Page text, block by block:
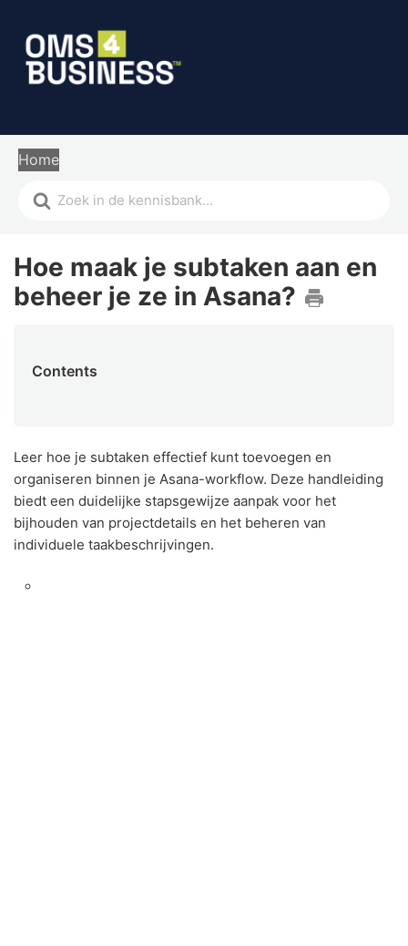
Home
Hoe maak je subtaken aan en
beheer je ze in Asana?
Contents
Leer hoe je subtaken effectief kunt toevoegen en
organiseren binnen je Asana-workflow. Deze handleiding
biedt een duidelijke stapsgewijze aanpak voor het
bijhouden van projectdetails en het beheren van
individuele taakbeschrijvingen.